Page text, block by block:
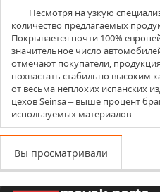
Несмотря на узкую специализацию Autofren-Seinsa,
количество предлагаемых
Покрывается почти 100%
значительное число
отмечают покупатели,
похвастать стабильно высоким
от весьма неплохих испанских
цехов Seinsa – выше процент
используемых материалов. .
Вы просматривали